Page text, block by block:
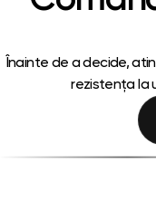
Înainte de a decide,
rezistența la